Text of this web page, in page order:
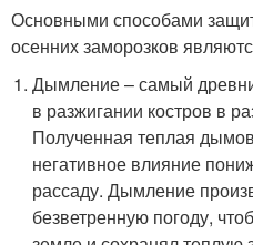
Основными способами
осенних заморозков
Дымление – самый
в разжигании костров в
Полученная теплая
негативное влияние
рассаду. Дымление
безветренную погоду,